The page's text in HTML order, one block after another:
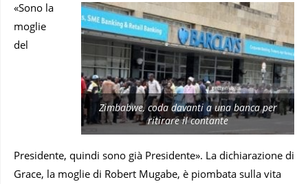
Zimbabwe, coda davanti a una banca per
ritirare il contante
«Sono la
moglie
del
Presidente, quindi sono già Presidente». La dichiarazione di
Grace, la moglie di Robert Mugabe, è piombata sulla vita